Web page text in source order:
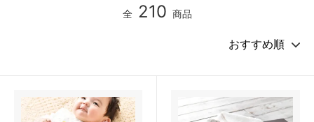
全 210 商品